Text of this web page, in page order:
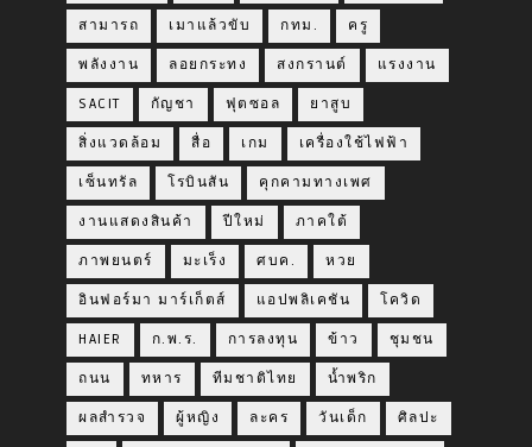
สามารถ เมาแล้วขับ กทม. ครู
พลังงาน ลอยกระทง สงกรานต์ แรงงาน
SACIT กัญชา ฟุตซอล ยาสูบ
สิ่งแวดล้อม สื่อ เกม เครื่องใช้ไฟฟ้า
เซ็นทรัล โรบินสัน คุกคามทางเพศ
งานแสดงสินค้า ปีใหม่ ภาคใต้
ภาพยนตร์ มะเร็ง ศบค. หวย
อินฟอร์มา มาร์เก็ตส์ แอปพลิเคชัน โควิด
HAIER ก.พ.ร. การลงทุน ข้าว ชุมชน
ถนน ทหาร ทีมชาติไทย น้ำพริก
ผลสำรวจ ผู้หญิง ละคร วันเด็ก ศิลปะ